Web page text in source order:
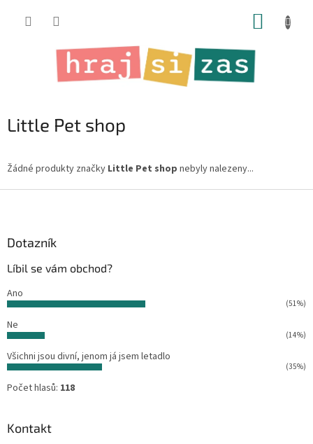
Little Pet shop
Žádné produkty značky Little Pet shop nebyly nalezeny...
Dotazník
Líbil se vám obchod?
Ano
(51%)
Ne
(14%)
Všichni jsou divní, jenom já jsem letadlo
(35%)
Počet hlasů: 118
Kontakt